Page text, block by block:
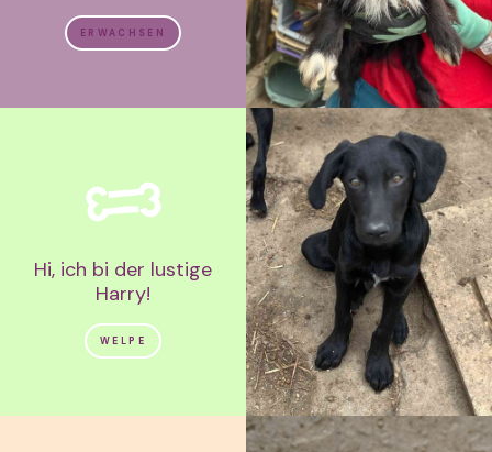
ERWACHSEN
Hi, ich bi der lustige
Harry!
WELPE